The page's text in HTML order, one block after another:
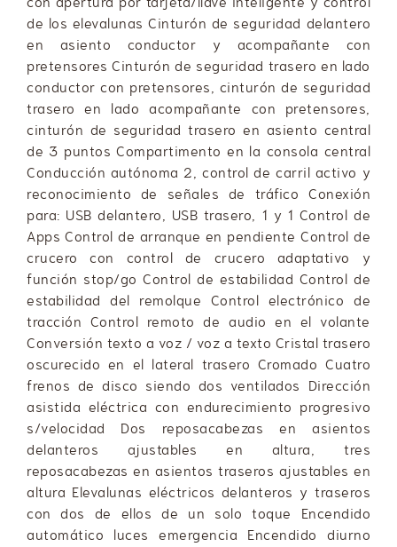
de los elevalunas Cinturón de seguridad delantero
en asiento conductor y acompañante con
pretensores Cinturón de seguridad trasero en lado
conductor con pretensores, cinturón de seguridad
trasero en lado acompañante con pretensores,
cinturón de seguridad trasero en asiento central
de 3 puntos Compartimento en la consola central
Conducción autónoma 2, control de carril activo y
reconocimiento de señales de tráfico Conexión
para: USB delantero, USB trasero, 1 y 1 Control de
Apps Control de arranque en pendiente Control de
crucero con control de crucero adaptativo y
función stop/go Control de estabilidad Control de
estabilidad del remolque Control electrónico de
tracción Control remoto de audio en el volante
Conversión texto a voz / voz a texto Cristal trasero
oscurecido en el lateral trasero Cromado Cuatro
frenos de disco siendo dos ventilados Dirección
asistida eléctrica con endurecimiento progresivo
s/velocidad Dos reposacabezas en asientos
delanteros ajustables en altura, tres
reposacabezas en asientos traseros ajustables en
altura Elevalunas eléctricos delanteros y traseros
con dos de ellos de un solo toque Encendido
automático luces emergencia Encendido diurno